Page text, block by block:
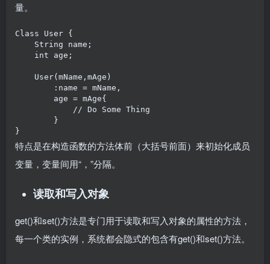
量。
Class User {
    String name;
    int age;
    User(mName,mAge)
        :name = mName,
        age = mAge{
            // Do Some Thing
        }
}
特点是在构造函数的方法体前（大括号前面）来初始化成员
变量，变量间用“，”分隔。
读取和写入对象
get()和set()方法是专门用于读取和写入对象的属性的方法，
每一个类的实例，系统都会隐式的包含有get()和set()方法。